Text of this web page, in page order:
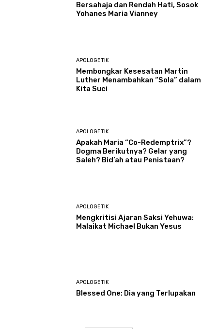
Bersahaja dan Rendah Hati, Sosok
Yohanes Maria Vianney
APOLOGETIK
Membongkar Kesesatan Martin
Luther Menambahkan “Sola” dalam
Kita Suci
APOLOGETIK
Apakah Maria “Co-Redemptrix”?
Dogma Berikutnya? Gelar yang
Saleh? Bid’ah atau Penistaan?
APOLOGETIK
Mengkritisi Ajaran Saksi Yehuwa:
Malaikat Michael Bukan Yesus
APOLOGETIK
Blessed One: Dia yang Terlupakan